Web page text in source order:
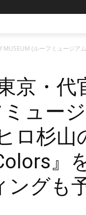
(ルーフミュージア
京・代
ュー
ロ杉山
』
グも